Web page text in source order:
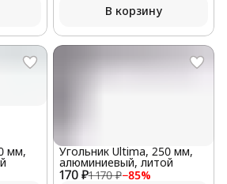
В корзину
мм,
170 ₽1 170 ₽−85%
Угольник Ultima, 250 мм,
алюминиевый, литой